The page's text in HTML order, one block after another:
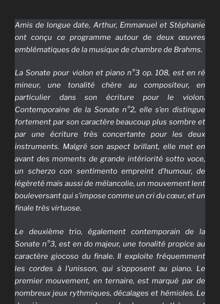
Amis de longue date, Arthur, Emmanuel et Stéphanie
ont conçu ce programme autour de deux œuvres
emblématiques de la musique de chambre de Brahms.
La Sonate pour violon et piano n°3 op. 108, est en ré
mineur, une tonalité chère au compositeur, en
particulier dans son écriture pour le violon.
Contemporaine de la Sonate n°2, elle s’en distingue
fortement par son caractère beaucoup plus sombre et
par une écriture très concertante pour les deux
instruments. Malgré son aspect brillant, elle met en
avant des moments de grande intérioritésotto voce,
un scherzo con sentimento empreint d’humour, de
légèreté mais aussi de mélancolie, un mouvement lent
bouleversant qui s’impose comme un cri du cœur, et un
finaletrès virtuose.
Le deuxième trio, également contemporain de la
Sonate n°3, est en domajeur, une tonalité propice au
caractèregiocoso dufinale. Il exploite fréquemment
les cordes à l’unisson, qui s’opposent au piano. Le
premier mouvement, en ternaire, est marqué par de
nombreux jeux rythmiques, décalages et hémioles. Le